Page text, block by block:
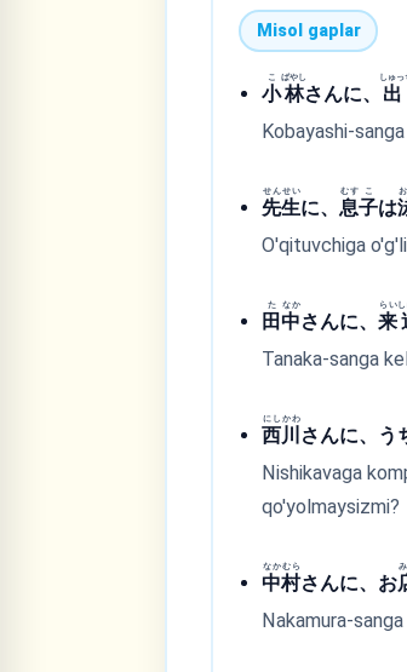
Misol gaplar
小
こ
林
ばやし
さんに、 出
しゅっ
Kobayashi-
先
せん
生
せい
に、息
むす
子
こ
は
O'qituvchiga
田
た
中
なか
さんに、来
らい
Tanaka-sanga
西
にし
川
かわ
さんに、う
Nishikavaga
qo'yolmaysizmi?
中
なか
村
むら
さんに、お
Nakamura-